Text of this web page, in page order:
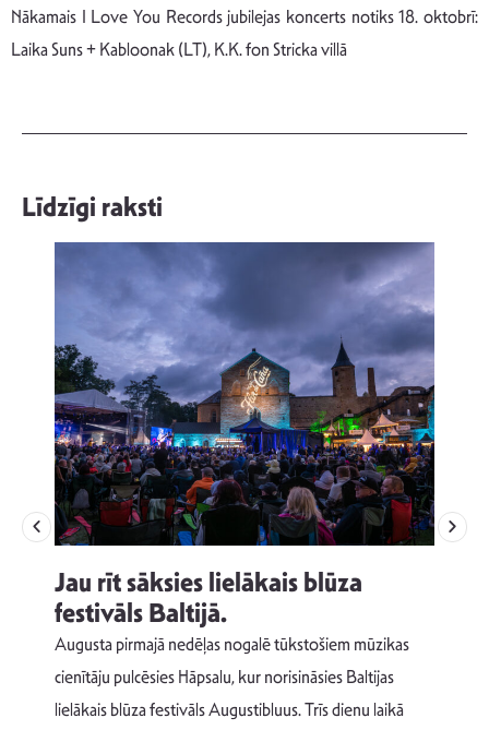
Nākamais I Love You Records jubilejas koncerts notiks 18. oktobrī:
Laika Suns + Kabloonak (LT), K.K. fon Stricka villā
Līdzīgi raksti
Jau rīt sāksies lielākais blūza
festivāls Baltijā.
Augusta pirmajā nedēļas nogalē tūkstošiem mūzikas
cienītāju pulcēsies Hāpsalu, kur norisināsies Baltijas
lielākais blūza festivāls Augustibluus. Trīs dienu laikā